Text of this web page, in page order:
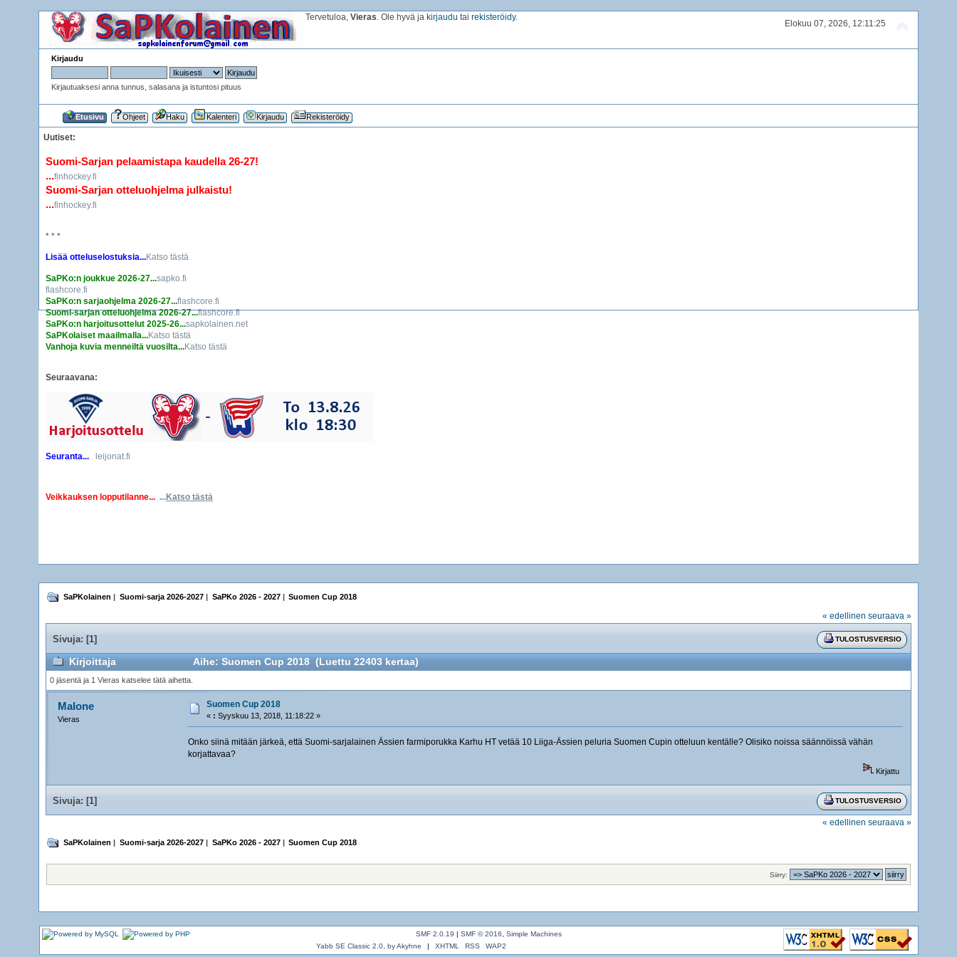
Elokuu 07, 2026, 12:11:25
Tervetuloa, Vieras. Ole hyvä ja kirjaudu tai rekisteröidy.
Kirjaudu
Kirjautuaksesi anna tunnus, salasana ja istuntosi pituus
Etusivu Ohjeet Haku Kalenteri Kirjaudu Rekisteröidy
Uutiset:
Suomi-Sarjan pelaamistapa kaudella 26-27!
...finhockey.fi
Suomi-Sarjan otteluohjelma julkaistu!
...finhockey.fi
* * *
Lisää otteluselostuksia...Katso tästä
SaPKo:n joukkue 2026-27...sapko.fi
flashcore.fi
SaPKo:n sarjaohjelma 2026-27...flashcore.fi
Suomi-sarjan otteluohjelma 2026-27...flashcore.fi
SaPKo:n harjoitusottelut 2025-26...sapkolainen.net
SaPKolaiset maailmalla...Katso tästä
Vanhoja kuvia menneiltä vuosilta...Katso tästä
Seuraavana:
Seuranta... leijonat.fi
Veikkauksen lopputilanne... ...Katso tästä
SaPKolainen | Suomi-sarja 2026-2027| SaPKo 2026 - 2027| Suomen Cup 2018
« edellinen seuraava »
TULOSTUSVERSIO
Sivuja: [1]
Kirjoittaja Aihe: Suomen Cup 2018 (Luettu 22403 kertaa)
0 jäsentä ja 1 Vieras katselee tätä aihetta.
Malone
Vieras
Suomen Cup 2018
« : Syyskuu 13, 2018, 11:18:22 »
Onko siinä mitään järkeä, että Suomi-sarjalainen Ässien farmiporukka Karhu HT vetää 10 Liiga-Ässien peluria Suomen Cupin otteluun kentälle? Olisiko noissa säännöissä vähän
korjattavaa?
Kirjattu
TULOSTUSVERSIO
Sivuja: [1]
« edellinen seuraava »
SaPKolainen | Suomi-sarja 2026-2027| SaPKo 2026 - 2027| Suomen Cup 2018
Siirry:
SMF 2.0.19 SMF © 2016, Simple Machines
Yabb SE Classic 2.0, by Akyhne
XHTML RSS WAP2